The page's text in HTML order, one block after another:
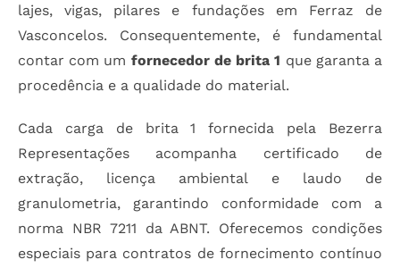
lajes, vigas, pilares e fundações em Ferraz de
Vasconcelos. Consequentemente, é fundamental
contar com um fornecedor de brita 1 que garanta a
procedência e a qualidade do material.
Cada carga de brita 1 fornecida pela Bezerra
Representações acompanha certificado de
extração, licença ambiental e laudo de
granulometria, garantindo conformidade com a
norma NBR 7211 da ABNT. Oferecemos condições
especiais para contratos de fornecimento contínuo